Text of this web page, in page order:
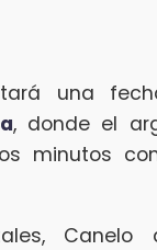
una
, donde el
minutos
Canelo